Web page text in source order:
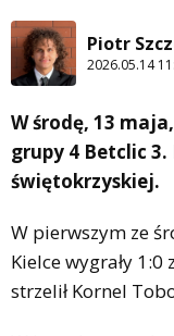
Piotr
2026.05.14
W środę, 13
grupy 4 Betclic 3.
świętokrzyskiej.
W pierwszym ze
Kielce wygrały 1:0
strzelił Kornel